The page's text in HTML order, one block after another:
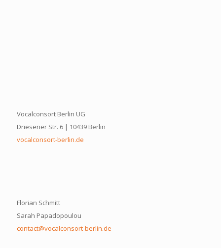
Vocalconsort Berlin UG
Driesener Str. 6 | 10439 Berlin
vocalconsort-berlin.de
Florian Schmitt
Sarah Papadopoulou
contact@vocalconsort-berlin.de